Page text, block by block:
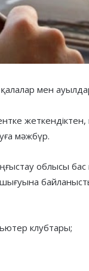
мен
мәжбүр.
облысы бас
клубтары;